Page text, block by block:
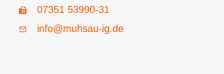
07351 53990-31
info@muhsau-ig.de